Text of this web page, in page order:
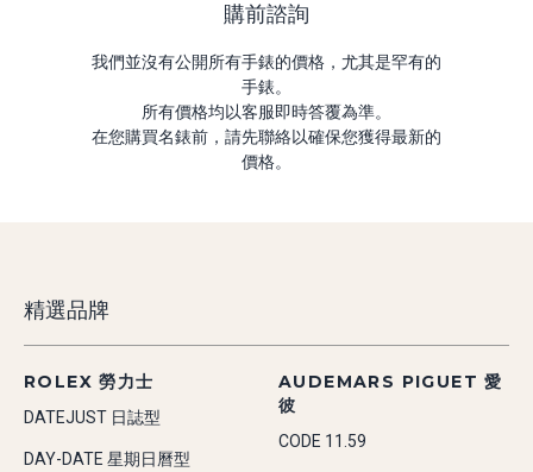
購前諮詢
我們並沒有公開所有手錶的價格，尤其是罕有的
手錶。
所有價格均以客服即時答覆為準。
在您購買名錶前，請先聯絡以確保您獲得最新的
價格。
精選品牌
ROLEX 勞力士
DATEJUST 日誌型
DAY-DATE 星期日曆型
AUDEMARS PIGUET 愛
彼
CODE 11.59